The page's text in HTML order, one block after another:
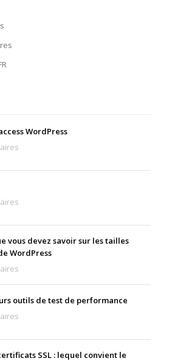
WordPress
vous devez savoir sur les tailles
WordPress
outils de test de performance
SSL : lequel convient le